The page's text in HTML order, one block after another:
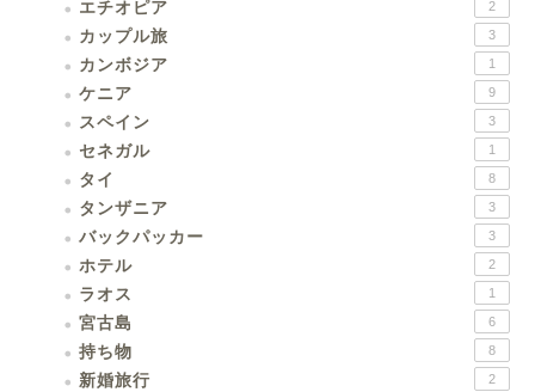
エチオピア 2
カップル旅 3
カンボジア 1
ケニア 9
スペイン 3
セネガル 1
タイ 8
タンザニア 3
バックパッカー 3
ホテル 2
ラオス 1
宮古島 6
持ち物 8
新婚旅行 2